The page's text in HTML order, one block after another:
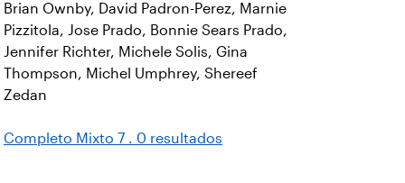
Brian Ownby, David Padron-Perez, Marnie
Pizzitola, Jose Prado, Bonnie Sears Prado,
Jennifer Richter, Michele Solis, Gina
Thompson, Michel Umphrey, Shereef
Zedan
Completo Mixto 7 . 0 resultados